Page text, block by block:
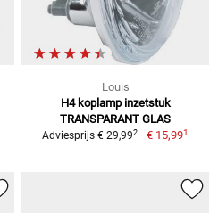
Louis
H4 koplamp inzetstuk
TRANSPARANT GLAS
Adviesprijs € 29,992 € 15,991